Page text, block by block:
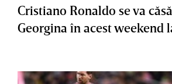
Cristiano Ronaldo se va
Georgina în acest weekend